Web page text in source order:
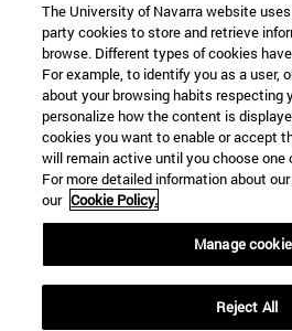
The University of Navarra website
party cookies to store and retrieve
browse. Different types of cookies
For example, to identify you as a user,
about your browsing habits respecting
personalize how the content is
cookies you want to enable or accept
will remain active until you choose
For more detailed information about
our Cookie Policy.
Manage
Reject All